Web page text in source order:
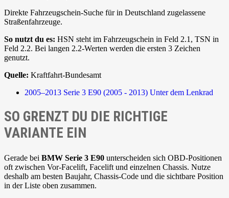
Direkte Fahrzeugschein-Suche für in Deutschland zugelassene
Straßenfahrzeuge.
So nutzt du es: HSN steht im Fahrzeugschein in Feld 2.1, TSN in
Feld 2.2. Bei langen 2.2-Werten werden die ersten 3 Zeichen
genutzt.
Quelle: Kraftfahrt-Bundesamt
2005–2013 Serie 3 E90 (2005 - 2013) Unter dem Lenkrad
SO GRENZT DU DIE RICHTIGE
VARIANTE EIN
Gerade bei BMW Serie 3 E90 unterscheiden sich OBD-Positionen
oft zwischen Vor-Facelift, Facelift und einzelnen Chassis. Nutze
deshalb am besten Baujahr, Chassis-Code und die sichtbare Position
in der Liste oben zusammen.